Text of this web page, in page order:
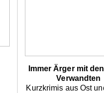
Immer Ärger mit
Verwandten
Kurzkrimis aus Ost